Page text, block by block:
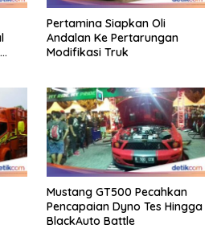
Pertamina Siapkan Oli
Andalan Ke Pertarungan
Modifikasi Truk
Mustang GT500 Pecahkan
Pencapaian Dyno Tes Hingga
BlackAuto Battle